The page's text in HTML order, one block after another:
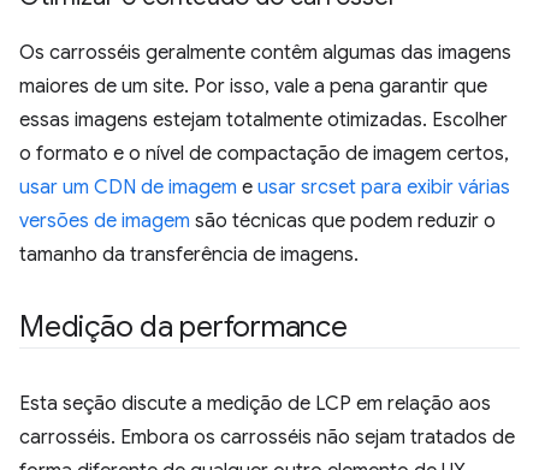
Os carrosséis geralmente contêm algumas das imagens
maiores de um site. Por isso, vale a pena garantir que
essas imagens estejam totalmente otimizadas. Escolher
o formato e o nível de compactação de imagem certos,
usar um CDN de imagem e usar srcset para exibir várias
versões de imagem são técnicas que podem reduzir o
tamanho da transferência de imagens.
Medição da performance
Esta seção discute a medição de LCP em relação aos
carrosséis. Embora os carrosséis não sejam tratados de